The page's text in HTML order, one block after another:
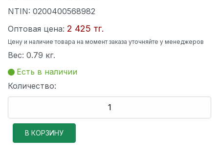
NTIN: 0200400568982
Оптовая цена: 2 425 тг.
Цену и наличие товара на момент заказа уточняйте у менеджеров
Вес: 0.79 кг.
Есть в наличии
Количество: